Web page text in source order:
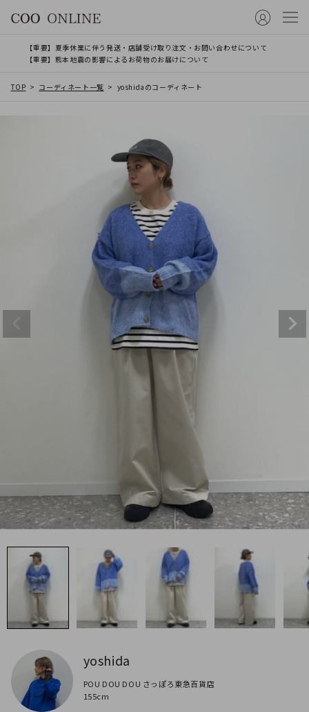
【重要】夏季休業に伴う発送・店舗受け取り注文・お問い合わせについて
【重要】熊本地震の影響によるお荷物のお届けについて
TOP コーディネート一覧 yoshidaのコーディネート
yoshida
POU DOU DOU さっぽろ東急百貨店
155cm